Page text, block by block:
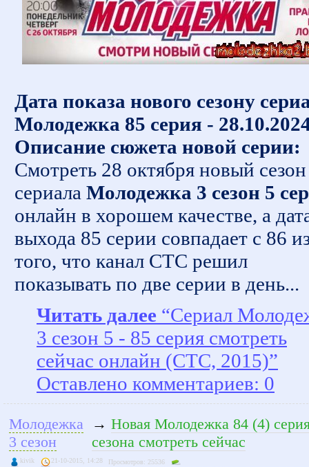
Дата показа нового сезону
Молодежка 85 серия -
Описание сюжета новой серии:
Смотреть 28 октября новый сезон
сериала Молодежка 3 сезон 5
онлайн в хорошем качестве, а
выхода 85 серии совпадает с 86
того, что канал СТС решил
показывать по две серии в день...
Читать далее “Сериал
3 сезон 5 - 85 серия смотреть
сейчас онлайн (СТС, 2015)”
Оставлено комментариев: 0
Молодежка
3 сезон
→ Новая Молодежка 84 (4)
сезона смотреть сейчас
kivik 21-10-2015, 14:28 Просмотров: 25536